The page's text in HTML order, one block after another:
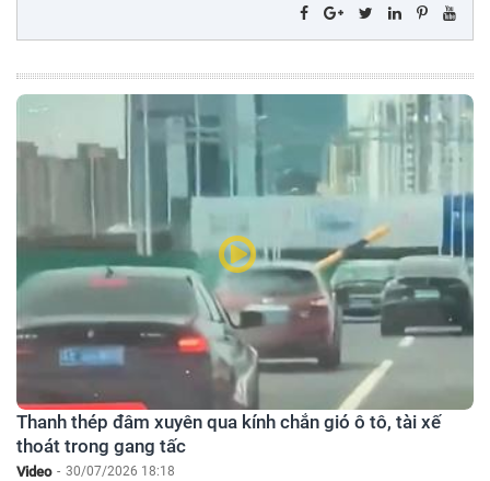
Thanh thép đâm xuyên qua kính chắn gió ô tô, tài xế
thoát trong gang tấc
Video - 30/07/2026 18:18